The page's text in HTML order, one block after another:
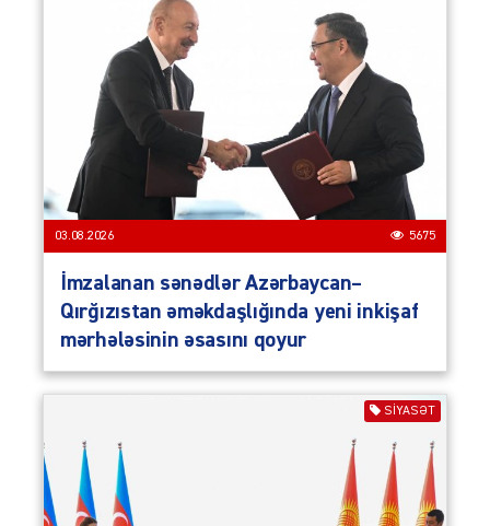
03.08.2026 5675
İmzalanan sənədlər Azərbaycan–
Qırğızıstan əməkdaşlığında yeni inkişaf
mərhələsinin əsasını qoyur
SIYASƏT